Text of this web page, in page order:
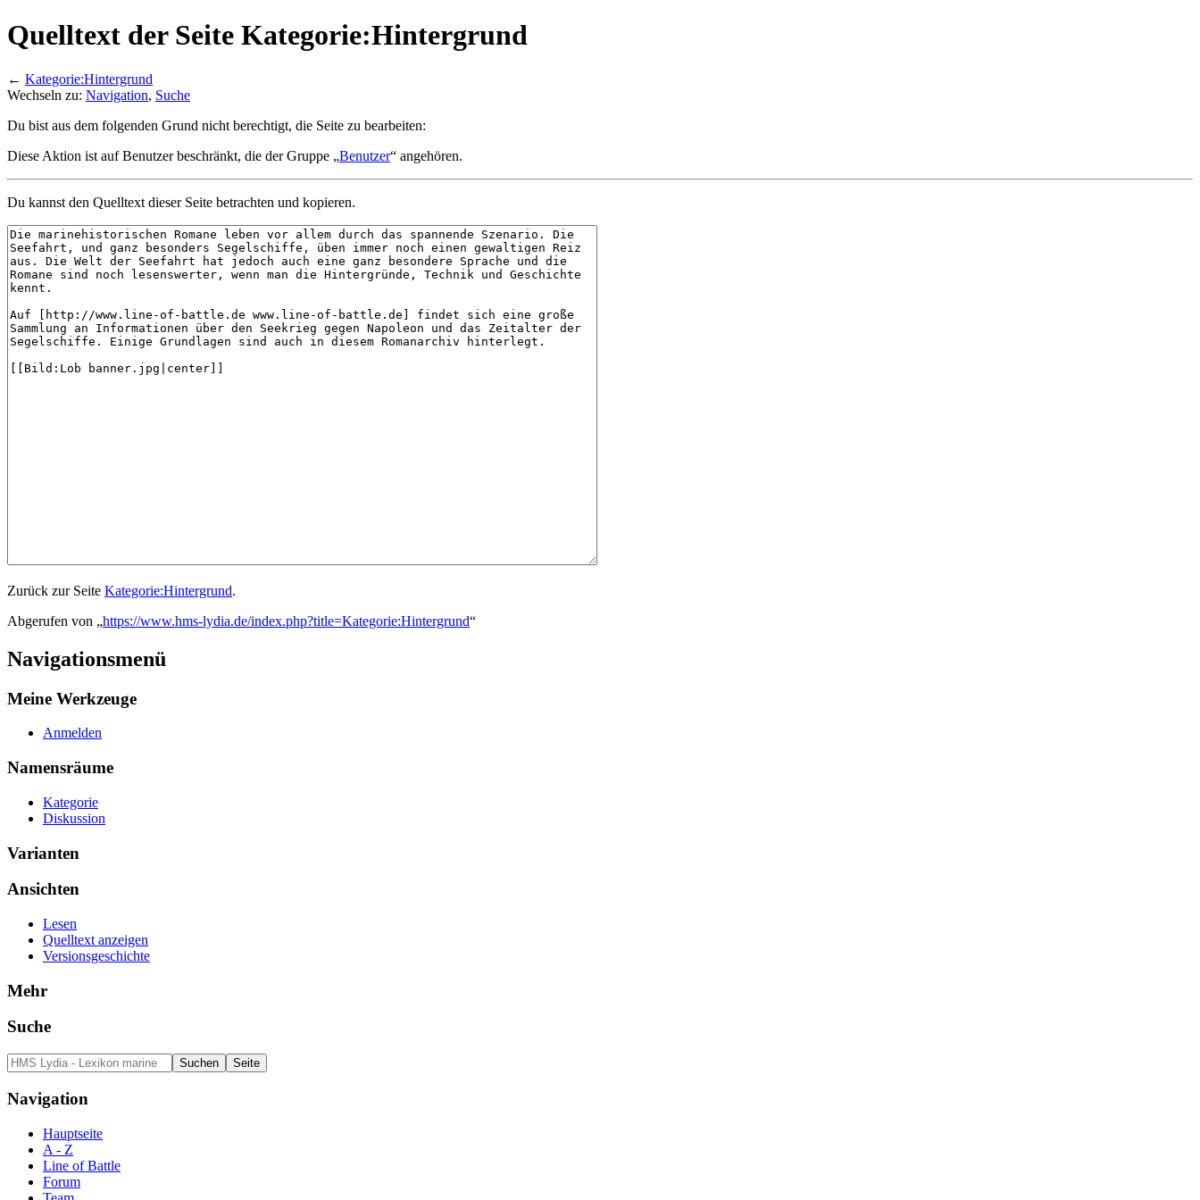
Quelltext der Seite Kategorie:Hintergrund
← Kategorie:Hintergrund
Wechseln zu: Navigation, Suche
Du bist aus dem folgenden Grund nicht berechtigt, die Seite zu bearbeiten:
Diese Aktion ist auf Benutzer beschränkt, die der Gruppe „Benutzer“ angehören.
Du kannst den Quelltext dieser Seite betrachten und kopieren.
Zurück zur Seite Kategorie:Hintergrund.
Abgerufen von „https://www.hms-lydia.de/index.php?title=Kategorie:Hintergrund“
Navigationsmenü
Meine Werkzeuge
Anmelden
Namensräume
Kategorie
Diskussion
Varianten
Ansichten
Lesen
Quelltext anzeigen
Versionsgeschichte
Mehr
Suche
Navigation
Hauptseite
A - Z
Line of Battle
Forum